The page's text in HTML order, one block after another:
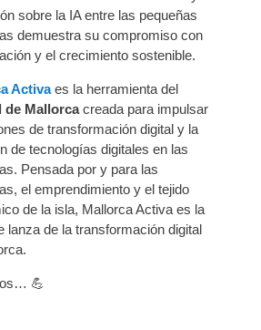
sobre la IA entre las pequeñas
demuestra su compromiso con
y el crecimiento sostenible.
Activaes la herramienta del
de Mallorcacreada para impulsar
de transformación digital y la
de tecnologías digitales en las
Pensada por y para las
el emprendimiento y el tejido
de la isla, Mallorca Activa es la
lanza de la transformación digital
💪